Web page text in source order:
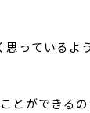
っているよ
とができる